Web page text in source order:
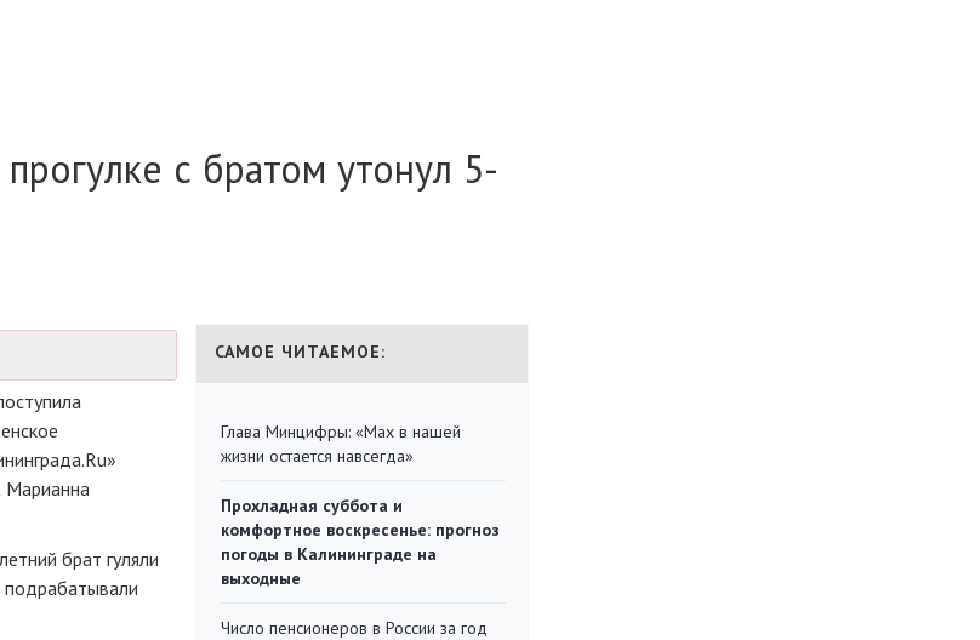
с братом утонул 5-
Марианна
брат гуляли
подрабатывали
САМОЕ ЧИТАЕМОЕ:
Глава Минцифры: «Мах в нашей
жизни остается навсегда»
Прохладная суббота и
комфортное воскресенье: прогноз
погоды в Калининграде на
выходные
Число пенсионеров в России за год